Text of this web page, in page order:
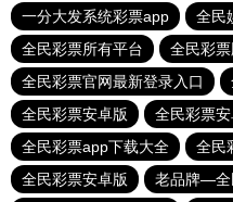
一分大发系统彩票app
全民
全民彩票所有平台
全民彩
全民彩票官网最新登录入口
全民彩票安卓版
全民彩票
全民彩票app下载大全
全民
全民彩票安卓版
老品牌—全